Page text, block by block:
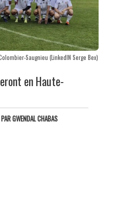
Saugnieu (LinkedIN Serge Bex)
en Haute-
PARGWENDAL CHABAS